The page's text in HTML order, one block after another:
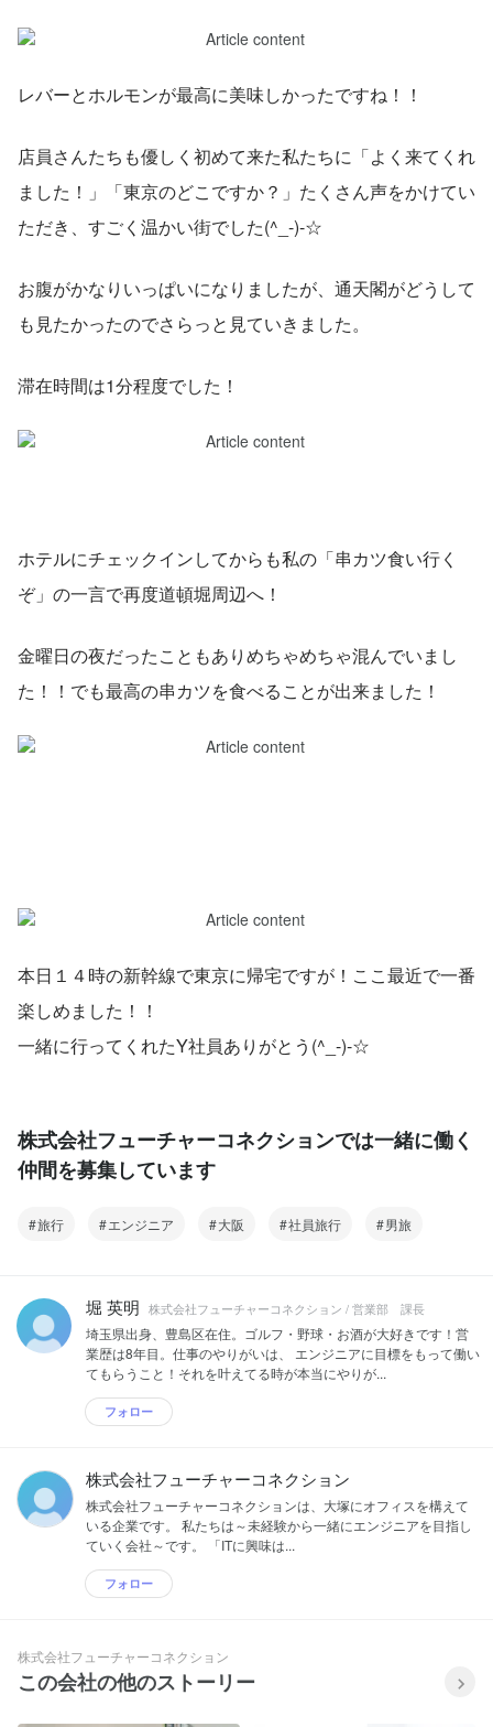
レバーとホルモンが最高に美味しかったですね！！
店員さんたちも優しく初めて来た私たちに「よく来てくれ
ました！」「東京のどこですか？」たくさん声をかけてい
ただき、すごく温かい街でした(^_-)-☆
お腹がかなりいっぱいになりましたが、通天閣がどうして
も見たかったのでさらっと見ていきました。
滞在時間は1分程度でした！
ホテルにチェックインしてからも私の「串カツ食い行く
ぞ」の一言で再度道頓堀周辺へ！
金曜日の夜だったこともありめちゃめちゃ混んでいまし
た！！でも最高の串カツを食べることが出来ました！
本日１４時の新幹線で東京に帰宅ですが！ここ最近で一番
楽しめました！！
一緒に行ってくれたY社員ありがとう(^_-)-☆
株式会社フューチャーコネクションでは一緒に働く
仲間を募集しています
旅行 エンジニア 大阪 社員旅行 男旅
堀 英明 株式会社フューチャーコネクション / 営業部 課長
埼玉県出身、豊島区在住。ゴルフ・野球・お酒が大好きです！営
業歴は8年目。仕事のやりがいは、 エンジニアに目標をもって働い
てもらうこと！それを叶えてる時が本当にやりが...
フォロー
株式会社フューチャーコネクション
株式会社フューチャーコネクションは、大塚にオフィスを構えて
いる企業です。 私たちは～未経験から一緒にエンジニアを目指し
ていく会社～です。 「ITに興味は...
フォロー
株式会社フューチャーコネクション
この会社の他のストーリー